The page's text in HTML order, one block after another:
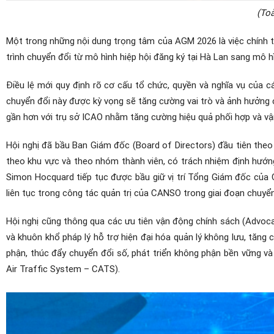
Một trong những nội dung trọng tâm của AGM 2026 là việc
trình chuyển đổi từ mô hình hiệp hội đăng ký tại Hà Lan sang
Điều lệ mới quy định rõ cơ cấu tổ chức, quyền và nghĩa vụ của
chuyển đổi này được kỳ vọng sẽ tăng cường vai trò và ảnh
gần hơn với trụ sở ICAO nhằm tăng cường hiệu quả phối hợp và
Hội nghị đã bầu Ban Giám đốc (Board of Directors) đầu tiên
theo khu vực và theo nhóm thành viên, có trách nhiệm định
Simon Hocquard tiếp tục được bầu giữ vị trí Tổng Giám đốc
liên tục trong công tác quản trị của CANSO trong giai đoạn
Hội nghị cũng thông qua các ưu tiên vận động chính sách
và khuôn khổ pháp lý hỗ trợ hiện đại hóa quản lý không lưu,
phận, thúc đẩy chuyển đổi số, phát triển không phận bền vững
Air Traffic System – CATS).